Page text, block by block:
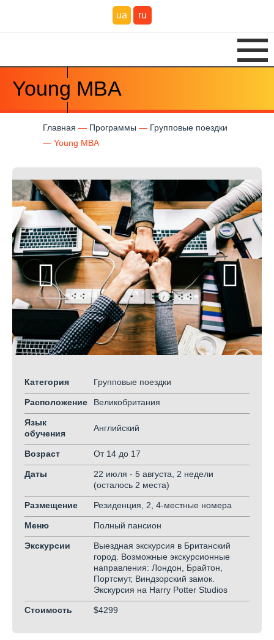
ua ru
Young MBA
Главная Программы
Групповые поездки
Young MBA
Категория Групповые поездки
Расположение Великобритания
Язык
обучения
Английский
Возраст От 14 до 17
Даты
22 июля - 5 августа, 2 недели
(осталось 2 места)
Размещение Резиденция, 2, 4-местные номера
Меню Полный пансион
Экскурсии
Выездная экскурсия в Британский
город. Возможные экскурсионные
направления: Лондон, Брайтон,
Портсмут, Виндзорский замок.
Экскурсия на Harry Potter Studios
Стоимость $4299